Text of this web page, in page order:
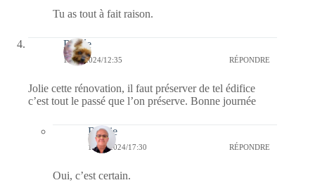
Tu as tout à fait raison.
Renée
19/09/2024/12:35 RÉPONDRE
Jolie cette rénovation, il faut préserver de tel édifice
c’est tout le passé que l’on préserve. Bonne journée
Bernie
19/09/2024/17:30 RÉPONDRE
Oui, c’est certain.